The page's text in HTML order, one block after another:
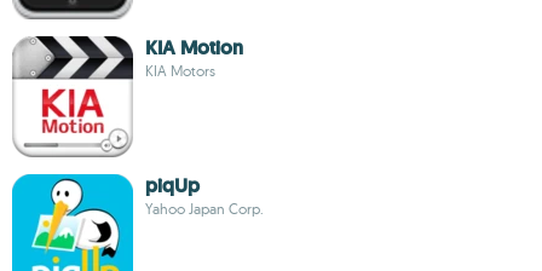
KIA Motion
KIA Motors
piqUp
Yahoo Japan Corp.